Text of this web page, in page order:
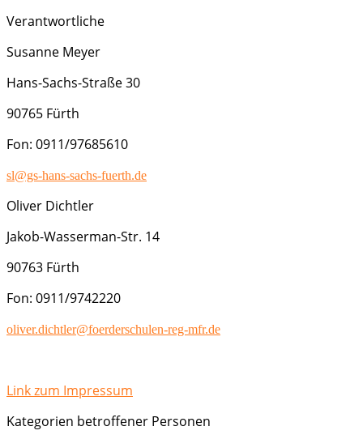
Verantwortliche
Susanne Meyer
Hans-Sachs-Straße 30
90765 Fürth
Fon: 0911/97685610
sl@gs-hans-sachs-fuerth.de
Oliver Dichtler
Jakob-Wasserman-Str. 14
90763 Fürth
Fon: 0911/9742220
oliver.dichtler@foerderschulen-reg-mfr.de
Link zum Impressum
Kategorien betroffener Personen